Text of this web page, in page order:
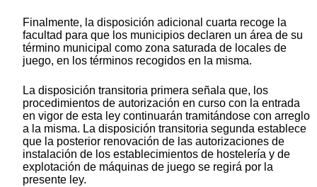
Finalmente, la disposición adicional cuarta recoge la
facultad para que los municipios declaren un área de su
término municipal como zona saturada de locales de
juego, en los términos recogidos en la misma.
La disposición transitoria primera señala que, los
procedimientos de autorización en curso con la entrada
en vigor de esta ley continuarán tramitándose con arreglo
a la misma. La disposición transitoria segunda establece
que la posterior renovación de las autorizaciones de
instalación de los establecimientos de hostelería y de
explotación de máquinas de juego se regirá por la
presente ley.